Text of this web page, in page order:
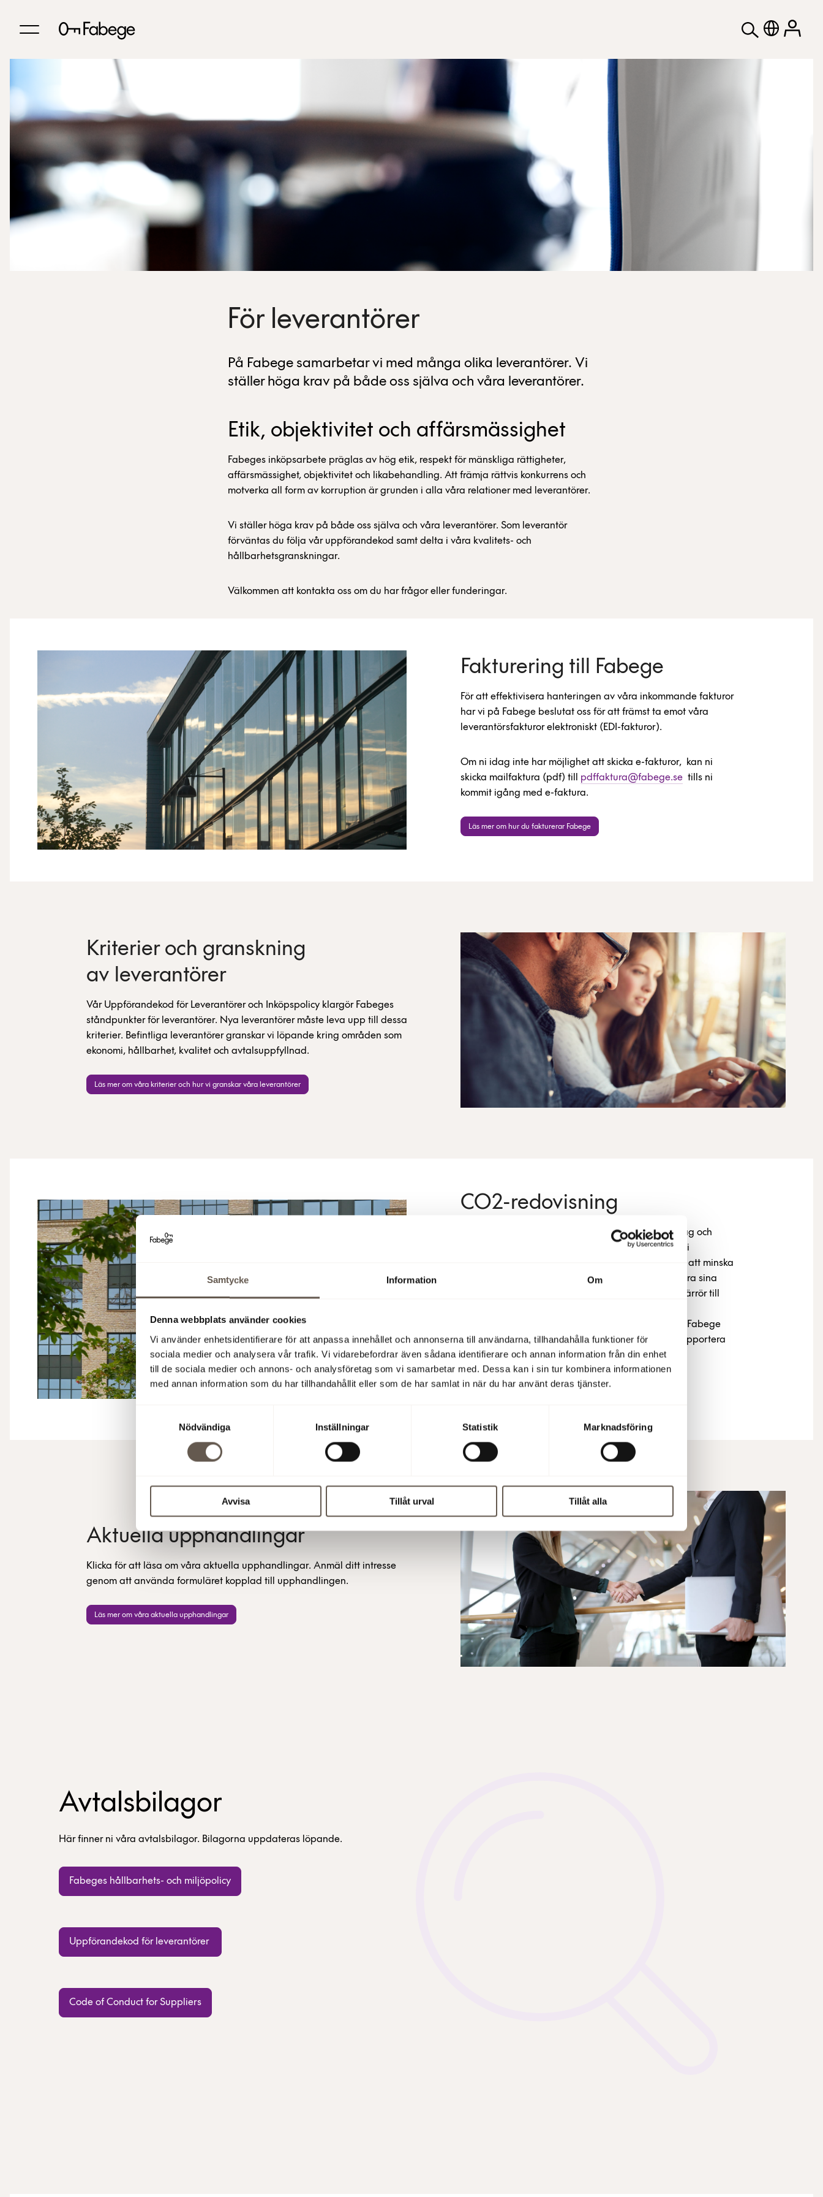
Samtycke Information Om
Denna webbplats använder cookies
Vi använder enhetsidentifierare för att anpassa innehållet och annonserna till användarna, tillhandahålla funktioner för
sociala medier och analysera vår trafik. Vi vidarebefordrar även sådana identifierare och annan information från din enhet
till de sociala medier och annons- och analysföretag som vi samarbetar med. Dessa kan i sin tur kombinera informationen
med annan information som du har tillhandahållit eller som de har samlat in när du har använt deras tjänster.
Nödvändiga
Inställningar Statistik Marknadsföring
Avvisa Tillåt urval Tillåt alla
För leverantörer
På Fabege samarbetar vi med många olika leverantörer. Vi
ställer höga krav på både oss själva och våra leverantörer.
Etik, objektivitet och affärsmässighet
Fabeges inköpsarbete präglas av hög etik, respekt för mänskliga rättigheter,
affärsmässighet, objektivitet och likabehandling. Att främja rättvis konkurrens och
motverka all form av korruption är grunden i alla våra relationer med leverantörer.
Vi ställer höga krav på både oss själva och våra leverantörer. Som leverantör
förväntas du följa vår uppförandekod samt delta i våra kvalitets- och
hållbarhetsgranskningar.
Välkommen att kontakta oss om du har frågor eller funderingar.
Fakturering till Fabege
För att effektivisera hanteringen av våra inkommande fakturor
har vi på Fabege beslutat oss för att främst ta emot våra
leverantörsfakturor elektroniskt (EDI-fakturor).
Om ni idag inte har möjlighet att skicka e-fakturor, kan ni
skicka mailfaktura (pdf) till pdffaktura@fabege.se tills ni
kommit igång med e-faktura.
Läs mer om hur du fakturerar Fabege
Kriterier och granskning
av leverantörer
Vår Uppförandekod för Leverantörer och Inköpspolicy klargör Fabeges
ståndpunkter för leverantörer. Nya leverantörer måste leva upp till dessa
kriterier. Befintliga leverantörer granskar vi löpande kring områden som
ekonomi, hållbarhet, kvalitet och avtalsuppfyllnad.
Läs mer om våra kriterier och hur vi granskar våra leverantörer
CO2-redovisning
EU:s klimatmål och EU-taxonomin, Sveriges klimatlag och
bygg- och anläggningssektorns färdplan för fossilfri
konkurrenskraft ställer krav på fastighetsbranschen att minska
sina utsläpp av CO2. Fabege har som mål att halvera sina
CO2-utsläpp för Scope 3 till 2030. Utsläppen som härrör till
leverantörer ger upphov till. Därför rekommenderar Fabege
samtliga leverantörer och samarbetspartners att rapportera
CO2-utsläpp.
Läs mer om CO2-redovisning
Aktuella upphandlingar
Klicka för att läsa om våra aktuella upphandlingar. Anmäl ditt intresse
genom att använda formuläret kopplad till upphandlingen.
Läs mer om våra aktuella upphandlingar
Avtalsbilagor
Här finner ni våra avtalsbilagor. Bilagorna uppdateras löpande.
Fabeges hållbarhets- och miljöpolicy
Uppförandekod för leverantörer
Code of Conduct for Suppliers